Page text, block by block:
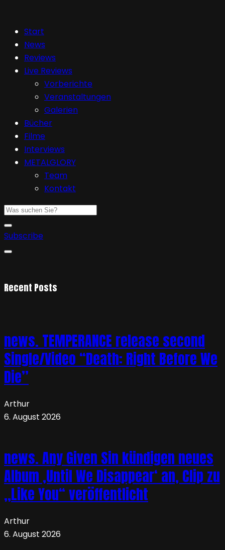
Start
News
Reviews
Live Reviews
Vorberichte
Veranstaltungen
Galerien
Bücher
Filme
Interviews
METALGLORY
Team
Kontakt
Subscribe
Recent Posts
news. TEMPERANCE release second
Single/Video “Death: Right Before We
Die”
Arthur
6. August 2026
news. Any Given Sin kündigen neues
Album ‚Until We Disappear‘ an, Clip zu
„Like You“ veröffentlicht
Arthur
6. August 2026